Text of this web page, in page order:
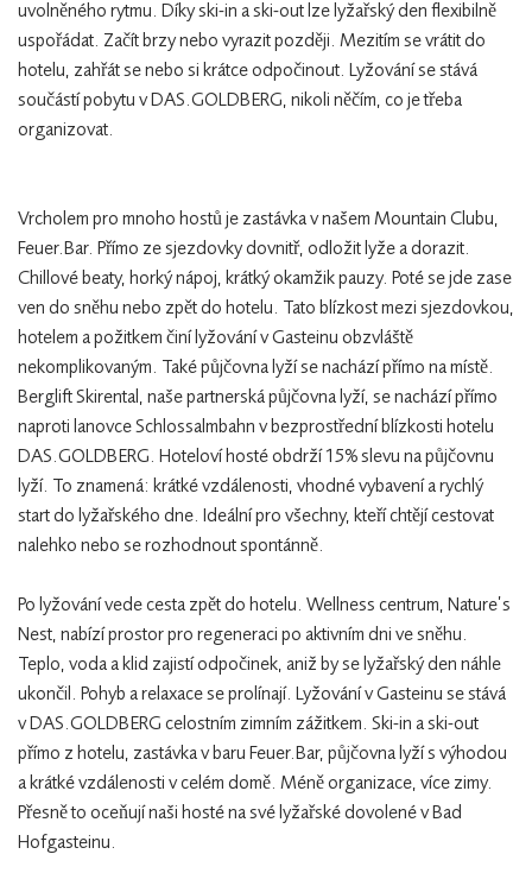
uvolněného rytmu. Díky ski-in a ski-out lze lyžařský den flexibilně
uspořádat. Začít brzy nebo vyrazit později. Mezitím se vrátit do
hotelu, zahřát se nebo si krátce odpočinout. Lyžování se stává
součástí pobytu v DAS.GOLDBERG, nikoli něčím, co je třeba
organizovat.
Vrcholem pro mnoho hostů je zastávka v našem Mountain Clubu,
Feuer.Bar. Přímo ze sjezdovky dovnitř, odložit lyže a dorazit.
Chillové beaty, horký nápoj, krátký okamžik pauzy. Poté se jde zase
ven do sněhu nebo zpět do hotelu. Tato blízkost mezi sjezdovkou,
hotelem a požitkem činí lyžování v Gasteinu obzvláště
nekomplikovaným. Také půjčovna lyží se nachází přímo na místě.
Berglift Skirental, naše partnerská půjčovna lyží, se nachází přímo
naproti lanovce Schlossalmbahn v bezprostřední blízkosti hotelu
DAS.GOLDBERG. Hoteloví hosté obdrží 15% slevu na půjčovnu
lyží. To znamená: krátké vzdálenosti, vhodné vybavení a rychlý
start do lyžařského dne. Ideální pro všechny, kteří chtějí cestovat
nalehko nebo se rozhodnout spontánně.
Po lyžování vede cesta zpět do hotelu. Wellness centrum, Nature’s
Nest, nabízí prostor pro regeneraci po aktivním dni ve sněhu.
Teplo, voda a klid zajistí odpočinek, aniž by se lyžařský den náhle
ukončil. Pohyb a relaxace se prolínají. Lyžování v Gasteinu se stává
v DAS.GOLDBERG celostním zimním zážitkem. Ski-in a ski-out
přímo z hotelu, zastávka v baru Feuer.Bar, půjčovna lyží s výhodou
a krátké vzdálenosti v celém domě. Méně organizace, více zimy.
Přesně to oceňují naši hosté na své lyžařské dovolené v Bad
Hofgasteinu.